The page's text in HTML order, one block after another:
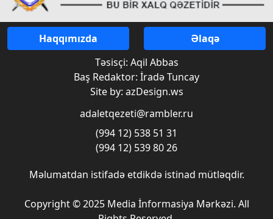
Haqqımızda
Əlaqə
Təsisçi: Aqil Abbas
Baş Redaktor: İradə Tuncay
Site by: azDesign.ws
adaletqezeti@rambler.ru
(994 12) 538 51 31
(994 12) 539 80 26
Məlumatdan istifadə etdikdə istinad mütləqdir.
Copyright © 2025 Media İnformasiya Mərkəzi. All